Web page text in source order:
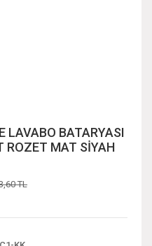
LAVABO BATARYASI
ROZET MAT SİYAH
TL